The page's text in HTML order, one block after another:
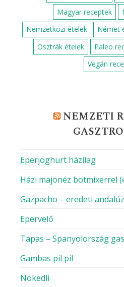
Magyar receptek
Nemzetközi ételek
Német
Osztrák ételek
Paleo
Vegán
NEMZETI
Eperjoghurt házilag
Házi majonéz botmixerrel
Gazpacho – eredeti
Epervelő
Tapas – Spanyolország
Gambas pil pil
Nokedli